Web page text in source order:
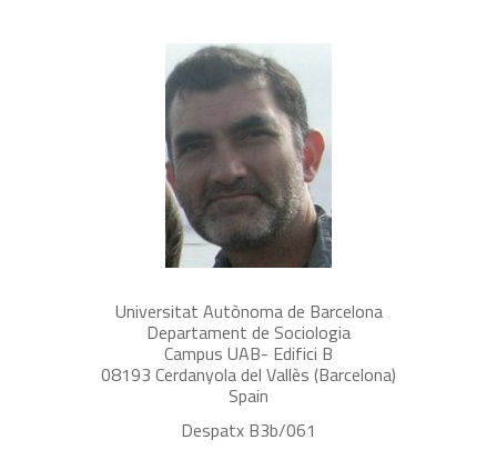
Universitat Autònoma de Barcelona
Departament de Sociologia
Campus UAB- Edifici B
08193 Cerdanyola del Vallès (Barcelona)
Spain
Despatx B3b/061